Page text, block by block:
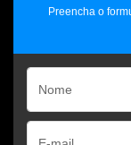
Preencha o